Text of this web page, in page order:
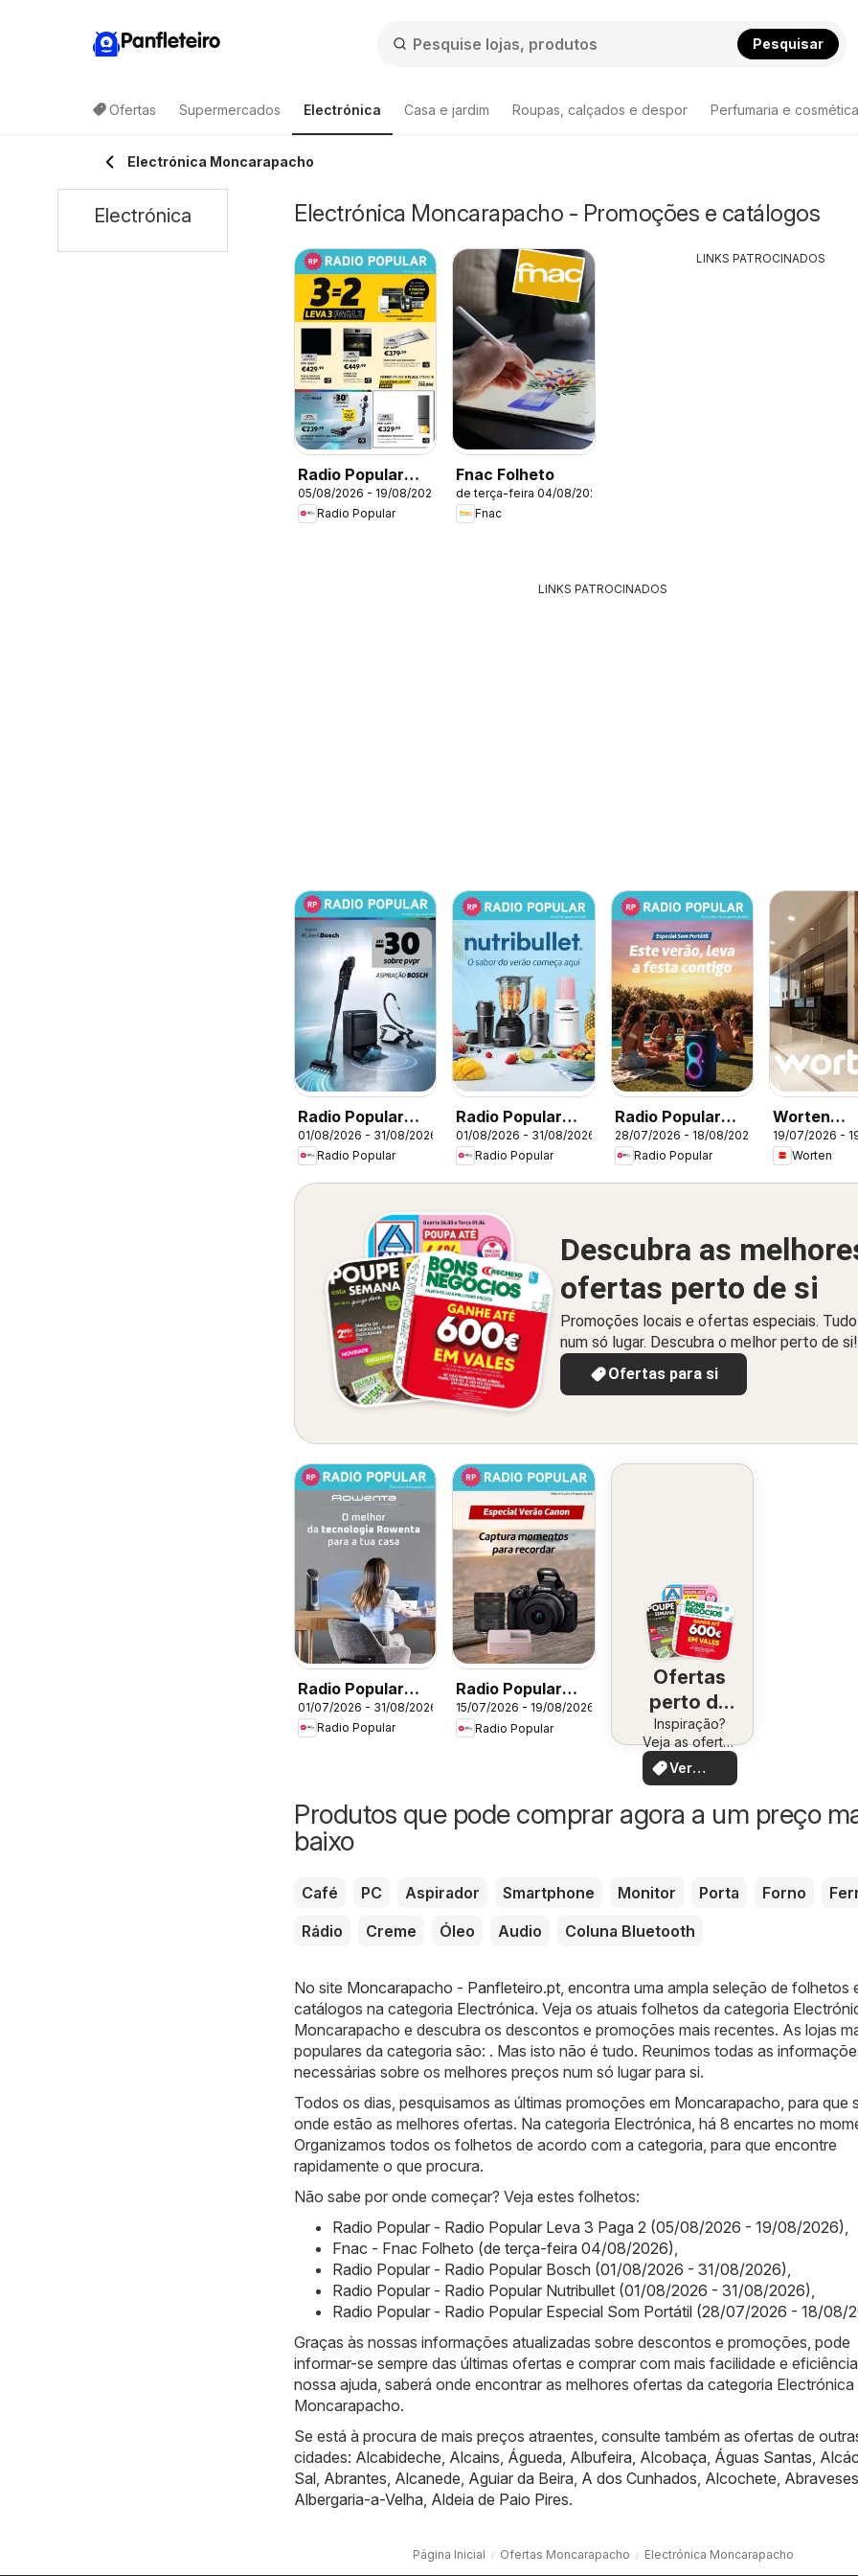
Panfleteiro Pesquisar
Ofertas Supermercados Electrónica Casa e jardim Roupas, calçados e despor Perfumaria e cosmética
Electrónica Moncarapacho
Electrónica Moncarapacho - Promoções e catálogos
Radio Popular
Leva 3 Paga 2
05/08/2026 - 19/08/2026
Radio Popular
Fnac Folheto
de terça-feira 04/08/2026
Fnac
LINKS PATROCINADOS
LINKS PATROCINADOS
Radio Popular
Bosch
01/08/2026 - 31/08/2026
Radio Popular
Radio Popular
Nutribullet
01/08/2026 - 31/08/2026
Radio Popular
Radio Popular
Especial Som
Portátil
28/07/2026 - 18/08/2026
Radio Popular
Worten
19/07/2026 -
Worten
Descubra as
ofertas perto de si
Promoções locais e ofertas especiais. Tudo
num só lugar. Descubra o melhor perto de si!
Ofertas para si
Radio Popular
Rowenta
01/07/2026 - 31/08/2026
Radio Popular
Radio Popular
Especial Verão
Canon
15/07/2026 - 19/08/2026
Radio Popular
Ofertas
perto de
você
Inspiração?
Veja as ofertas
perto de você!
Ver
ofertas
Produtos que pode comprar agora a um preço
baixo
Café PC Aspirador Smartphone Monitor Porta Forno
Rádio
Creme Óleo Audio Coluna Bluetooth
No site Moncarapacho - Panfleteiro.pt, encontra uma ampla seleção de folhetos
catálogos na categoria Electrónica. Veja os atuais folhetos da categoria
Moncarapacho e descubra os descontos e promoções mais recentes. As lojas
populares da categoria são: . Mas isto não é tudo. Reunimos todas as
necessárias sobre os melhores preços num só lugar para si.
Todos os dias, pesquisamos as últimas promoções em Moncarapacho, para que
onde estão as melhores ofertas. Na categoria Electrónica, há 8 encartes no
Organizamos todos os folhetos de acordo com a categoria, para que encontre
rapidamente o que procura.
Não sabe por onde começar? Veja estes folhetos:
Radio Popular - Radio Popular Leva 3 Paga 2 (05/08/2026 - 19/08/2026),
Fnac - Fnac Folheto (de terça-feira 04/08/2026),
Radio Popular - Radio Popular Bosch (01/08/2026 - 31/08/2026),
Radio Popular - Radio Popular Nutribullet (01/08/2026 - 31/08/2026),
Radio Popular - Radio Popular Especial Som Portátil (28/07/2026 - 18/08/
Graças às nossas informações atualizadas sobre descontos e promoções, pode
informar-se sempre das últimas ofertas e comprar com mais facilidade e
nossa ajuda, saberá onde encontrar as melhores ofertas da categoria Electrónica
Moncarapacho.
Se está à procura de mais preços atraentes, consulte também as ofertas de
cidades: Alcabideche, Alcains, Águeda, Albufeira, Alcobaça, Águas Santas,
Sal, Abrantes, Alcanede, Aguiar da Beira, A dos Cunhados, Alcochete, Abraveses
Albergaria-a-Velha, Aldeia de Paio Pires.
Página Inicial Ofertas Moncarapacho Electrónica Moncarapacho
Electrónica